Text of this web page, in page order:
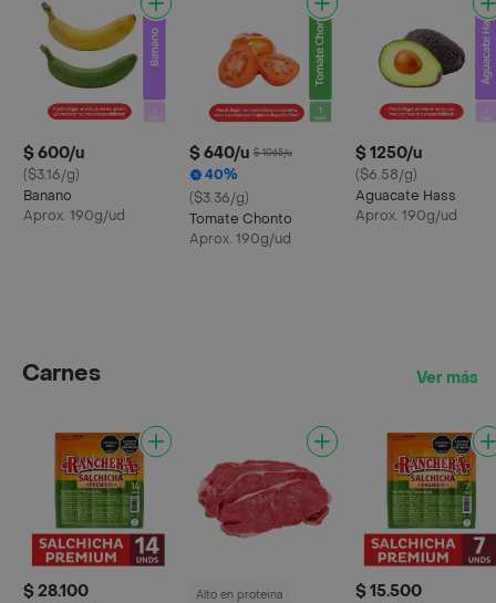
$ 600/u
($3.16/g)
Banano
Aprox. 190g/ud
$ 640/u $ 1065/u
40%
($3.36/g)
Tomate Chonto
Aprox. 190g/ud
$ 1250/u
($6.58/g)
Aguacate Hass
Aprox. 190g/ud
Carnes Ver más
$ 28.100 Alto en proteina $ 15.500